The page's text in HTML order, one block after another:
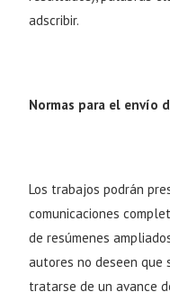
adscribir.
Normas para el envío
Los trabajos podrán
comunicaciones
de resúmenes
autores no deseen
tratarse de un avance